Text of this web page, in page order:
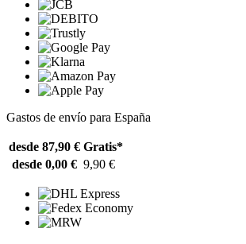
Gastos de envío para España
desde 87,90 € Gratis*
desde 0,00 € 9,90 €